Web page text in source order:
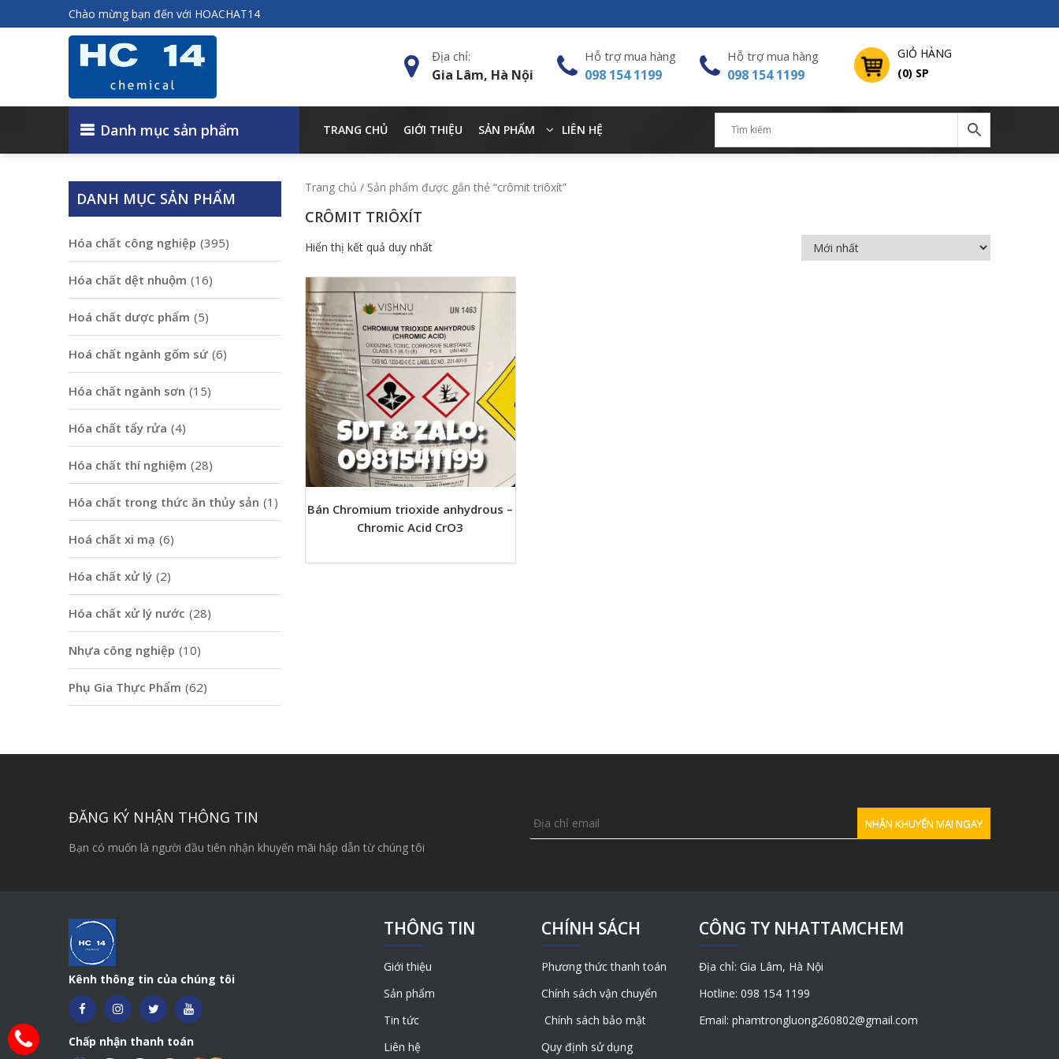
Chào mừng bạn đến với HOACHAT14
GIỎ HÀNG
(0) SP
Địa chỉ:
Gia Lâm, Hà Nội
Hỗ trợ mua hàng
098 154 1199
Hỗ trợ mua hàng
098 154 1199
Danh mục sản phẩm TRANG CHỦ GIỚI THIỆU SẢN PHẨM LIÊN HỆ
Trang chủ / Sản phẩm được gắn thẻ “crômit triôxít”
CRÔMIT TRIÔXÍT
Hiển thị kết quả duy nhất
Bán Chromium trioxide anhydrous –
Chromic Acid CrO3
DANH MỤC SẢN PHẨM
Hóa chất công nghiệp (395)
Hóa chất dệt nhuộm (16)
Hoá chất dược phẩm (5)
Hoá chất ngành gốm sứ (6)
Hóa chất ngành sơn (15)
Hóa chất tẩy rửa (4)
Hóa chất thí nghiệm (28)
Hóa chất trong thức ăn thủy sản (1)
Hoá chất xi mạ (6)
Hóa chất xử lý (2)
Hóa chất xử lý nước (28)
Nhựa công nghiệp (10)
Phụ Gia Thực Phẩm (62)
ĐĂNG KÝ NHẬN THÔNG TIN
Bạn có muốn là người đầu tiên nhận khuyến mãi hấp dẫn từ chúng tôi
Kênh thông tin của chúng tôi
Chấp nhận thanh toán
THÔNG TIN
Giới thiệu
Sản phẩm
Tin tức
Liên hệ
CHÍNH SÁCH
Phương thức thanh toán
Chính sách vận chuyển
Chính sách bảo mật
Quy định sử dụng
CÔNG TY NHATTAMCHEM
Địa chỉ: Gia Lâm, Hà Nội
Hotline: 098 154 1199
Email: phamtrongluong260802@gmail.com